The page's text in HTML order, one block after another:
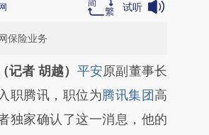
试听
保险业务
增加这段话：本文由第三方
财新文章
UhZXYBl9]
记者 胡越） 平安原副董事长
职腾讯，职位为腾讯集团高
独家确认了这一消息，他的